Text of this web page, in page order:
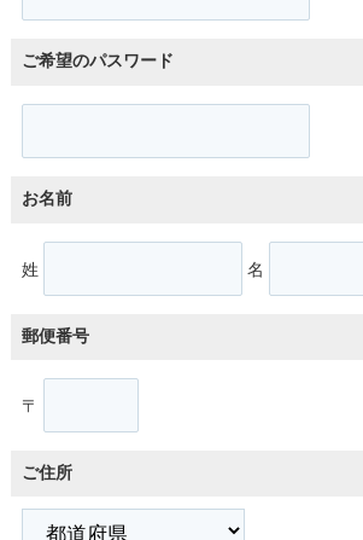
ご希望のパスワード
お名前
姓 名
郵便番号
〒
ご住所